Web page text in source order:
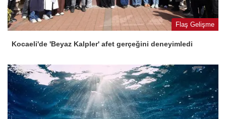
Flaş Gelişme
Kocaeli'de 'Beyaz Kalpler' afet gerçeğini deneyimledi